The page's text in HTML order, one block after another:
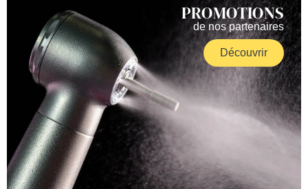
PROMOTIONS
de nos partenaires
Découvrir